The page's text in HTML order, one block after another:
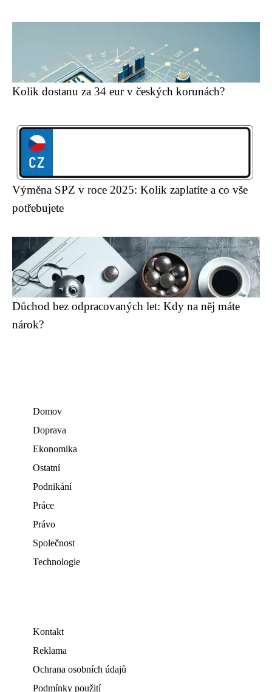
Kolik dostanu za 34 eur v českých korunách?
Výměna SPZ v roce 2025: Kolik zaplatíte a co vše
potřebujete
Důchod bez odpracovaných let: Kdy na něj máte
nárok?
Domov
Doprava
Ekonomika
Ostatní
Podnikání
Práce
Právo
Společnost
Technologie
Kontakt
Reklama
Ochrana osobních údajů
Podmínky použití